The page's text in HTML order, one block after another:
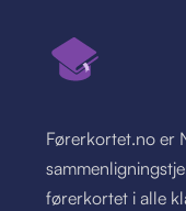
Førerkortet.no er
førerkortet i alle